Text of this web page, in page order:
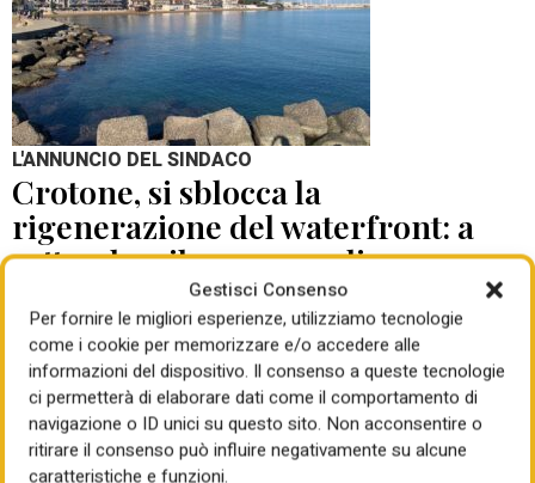
Gestisci Consenso
Per fornire le migliori esperienze, utilizziamo tecnologie
come i cookie per memorizzare e/o accedere alle
informazioni del dispositivo. Il consenso a queste tecnologie
ci permetterà di elaborare dati come il comportamento di
navigazione o ID unici su questo sito. Non acconsentire o
ritirare il consenso può influire negativamente su alcune
caratteristiche e funzioni.
L'ANNUNCIO DEL SINDACO
Crotone, si sblocca la
rigenerazione del waterfront: a
settembre il concorso di
progettazione
05 Ago 2026 di Mauro Giansante